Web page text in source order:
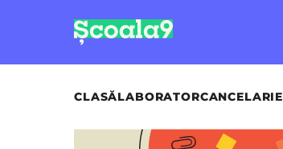
CLASĂLABORATORCANCELARIE